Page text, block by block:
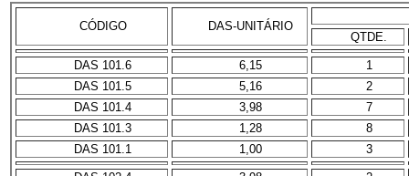
CÓDIGO
DAS-UNITÁRIO
QTDE.
DAS 101.6 6,15
1
DAS 101.5
5,16
2
DAS 101.4
3,98
7
DAS 101.3
1,28
8
DAS 101.1
1,00 3